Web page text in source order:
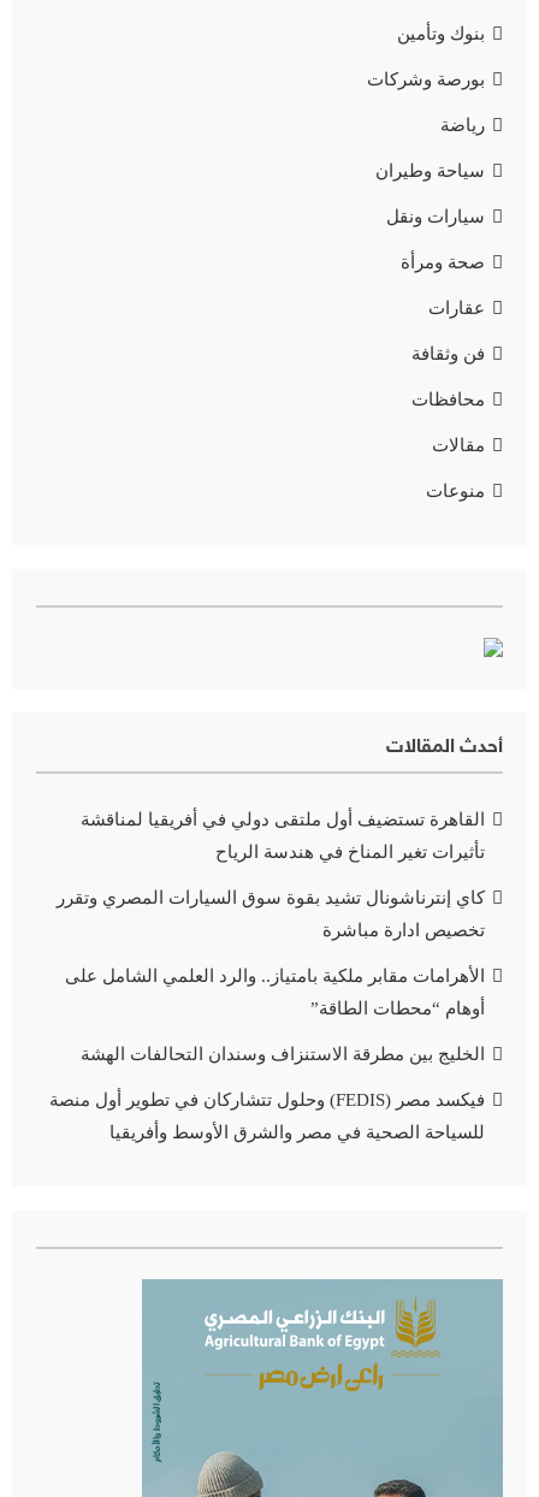
بنوك وتأمين
بورصة وشركات
رياضة
سياحة وطيران
سيارات ونقل
صحة ومرأة
عقارات
فن وثقافة
محافظات
مقالات
منوعات
أحدث المقالات
القاهرة تستضيف أول ملتقى دولي في أفريقيا لمناقشة
تأثيرات تغير المناخ في هندسة الرياح
كاي إنترناشونال تشيد بقوة سوق السيارات المصري وتقرر
تخصيص ادارة مباشرة
الأهرامات مقابر ملكية بامتياز.. والرد العلمي الشامل على
أوهام “محطات الطاقة”
الخليج بين مطرقة الاستنزاف وسندان التحالفات الهشة
فيكسد مصر (FEDIS) وحلول تتشاركان في تطوير أول منصة
للسياحة الصحية في مصر والشرق الأوسط وأفريقيا